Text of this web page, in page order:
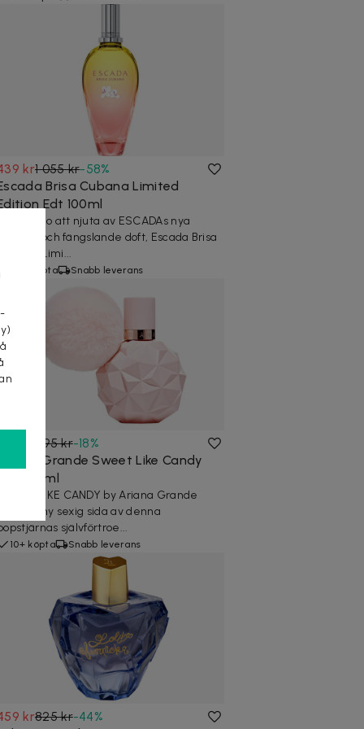
kr1 055 kr-58%
Brisa Cubana Limited
Edt 100ml
Är du redo att njuta av ESCADAs nya
exotiska och fängslande doft, Escada Brisa
Cubana Limi...
20+ köpta Snabb leverans
795 kr-18%
Ariana Grande Sweet Like Candy
Edp 100ml
SWEET LIKE CANDY by Ariana Grande
visar en ny sexig sida av denna
självförtroe...
10+ köpta Snabb leverans
kr825 kr-44%